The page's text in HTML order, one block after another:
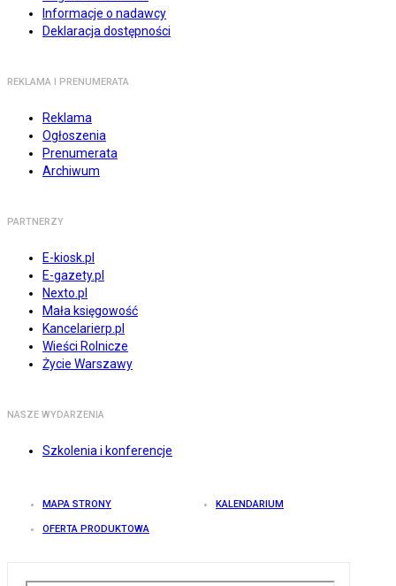
Informacje o nadawcy
Deklaracja dostępności
REKLAMA I PRENUMERATA
Reklama
Ogłoszenia
Prenumerata
Archiwum
PARTNERZY
E-kiosk.pl
E-gazety.pl
Nexto.pl
Mała księgowość
Kancelarierp.pl
Wieści Rolnicze
Życie Warszawy
NASZE WYDARZENIA
Szkolenia i konferencje
MAPA STRONY KALENDARIUM
OFERTA PRODUKTOWA